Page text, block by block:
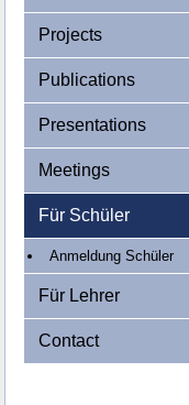
Projects
Publications
Presentations
Meetings
Für Schüler
Anmeldung Schüler
Für Lehrer
Contact